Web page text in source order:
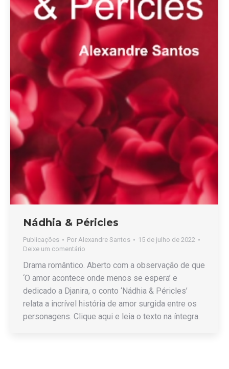
Nádhia & Péricles
Publicações Por Alexandre Santos
15 de julho de 2022
Deixe um comentário
Drama romântico. Aberto com a observação de que
‘O amor acontece onde menos se espera’ e
dedicado a Djanira, o conto ‘Nádhia & Péricles’
relata a incrível história de amor surgida entre os
personagens. Clique aqui e leia o texto na íntegra.